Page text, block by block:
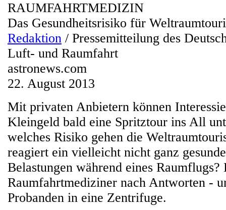
RAUMFAHRTMEDIZIN
Das Gesundheitsrisiko für
Redaktion / Pressemitteilung des
Luft- und Raumfahrt
astronews.com
22. August 2013
Mit privaten Anbietern können
Kleingeld bald eine Spritztour ins All
welches Risiko gehen die
reagiert ein vielleicht nicht ganz
Belastungen während eines
Raumfahrtmediziner nach Antworten -
Probanden in eine Zentrifuge.